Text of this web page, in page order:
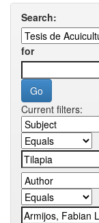
Search:
for
Current filters: